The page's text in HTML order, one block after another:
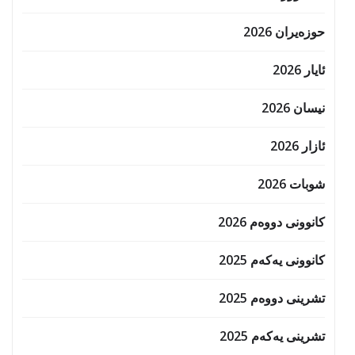
حوزه‌یران 2026
ئایار 2026
نیسان 2026
ئازار 2026
شوبات 2026
کانوونی دووەم 2026
کانوونی یەکەم 2025
تشرینی دووەم 2025
تشرینی یەکەم 2025